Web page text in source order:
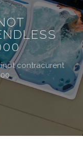
înot contracurent